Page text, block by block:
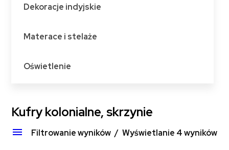
Dekoracje indyjskie
Materace i stelaże
Oświetlenie
Kufry kolonialne, skrzynie
Filtrowanie wyników Wyświetlanie 4 wyników